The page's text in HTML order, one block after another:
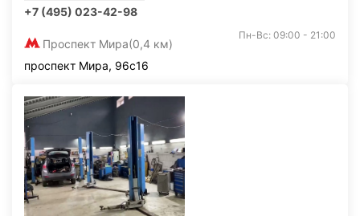
+7 (495) 023-42-98
Проспект Мира(0,4 км)
Пн-Вс: 09:00 - 21:00
проспект Мира, 96с16